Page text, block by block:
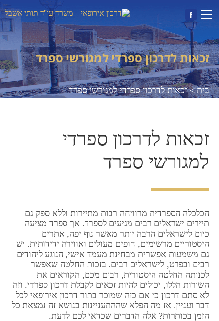
זכאות לדרכון ספרדי למגורשי ספרד|
בית >זכאות לדרכון ספרדי למגורשי ספרד
זכאות לדרכון ספרדי
למגורשי ספרד
הכלכלה הספרדית מרוויחה רבות מתיירות וללא ספק גם
תיירים ישראלים רבים מגיעים לספרד. אך ספרד מציעה
כיום לישראלים הרבה יותר מאשר נוף יפה, אתרים
היסטוריים מרשימים, חופים מעולים ואווירה ידידותית. יש
גם משמעות אפשרית מבחינת מעמד אישי, הנוגע ליהודים
רבים ובפרט, לישראלים רבים. בזכות החלטה שאפשר
לכנותה החלטה היסטורית, רבים מכם, הקוראים את
השורות הללו, יכולים להיות זכאים לקבלת דרכון ספרדי. וזה
לא סתם דרכון כי אם כזה שמוכר בתור דרכון אירופאי לכל
דבר ועניין. אז מה הפלא שההתעניינות בנושא זה נמצאת כל
הזמן בכותרות? אלה הדברים שכדאי לכם לדעת.